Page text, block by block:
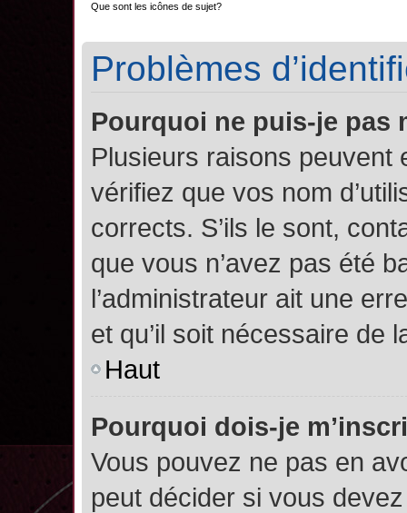
Que sont les icônes de sujet?
Problèmes
Pourquoi ne puis-je pas
Plusieurs raisons peuvent
vérifiez que vos nom
corrects. S’ils le sont,
que vous n’avez pas été
l’administrateur ait une
et qu’il soit nécessaire de
Haut
Pourquoi dois-je
Vous pouvez ne pas en
peut décider si vous